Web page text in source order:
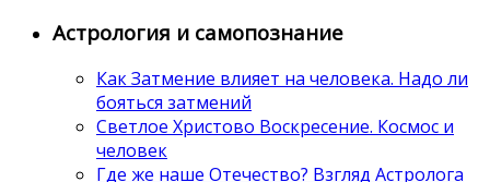
Астрология и самопознание
Как Затмение влияет на человека. Надо ли
бояться затмений
Светлое Христово Воскресение. Космос и
человек
Где же наше Отечество? Взгляд Астролога